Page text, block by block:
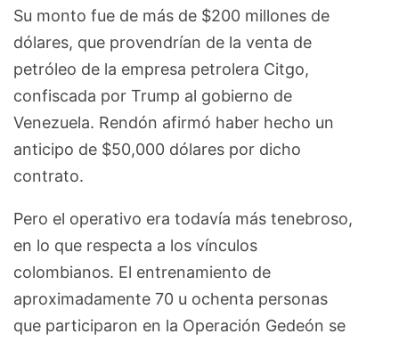
Su monto fue de más de $200 millones de
dólares, que provendrían de la venta de
petróleo de la empresa petrolera Citgo,
confiscada por Trump al gobierno de
Venezuela. Rendón afirmó haber hecho un
anticipo de $50,000 dólares por dicho
contrato.
Pero el operativo era todavía más tenebroso,
en lo que respecta a los vínculos
colombianos. El entrenamiento de
aproximadamente 70 u ochenta personas
que participaron en la Operación Gedeón se